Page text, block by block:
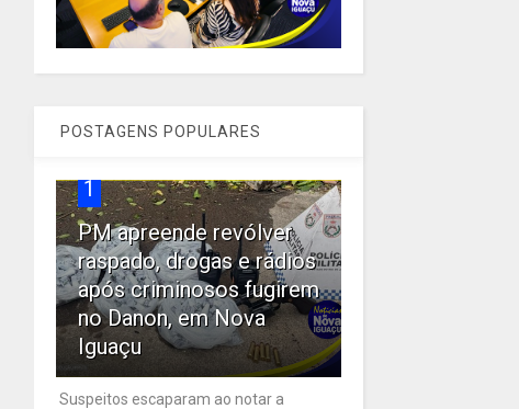
POSTAGENS POPULARES
1
PM apreende revólver
raspado, drogas e rádios
após criminosos fugirem
no Danon, em Nova
Iguaçu
Suspeitos escaparam ao notar a